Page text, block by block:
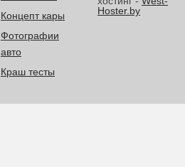
Концепт кары
Фотографии
авто
Краш тесты
Hoster.by